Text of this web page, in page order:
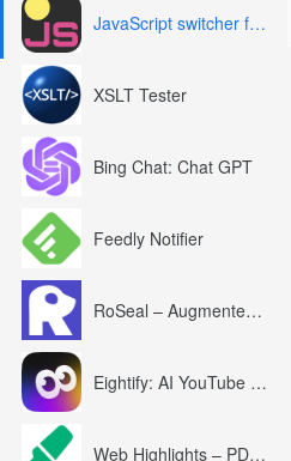
JavaScript switcher for SEO and development
XSLT Tester
Bing Chat: Chat GPT
Feedly Notifier
RoSeal – Augmented Roblox Experience
Eightify: AI YouTube Summary with ChatGPT
Web Highlights – PDF & Web Highlighter